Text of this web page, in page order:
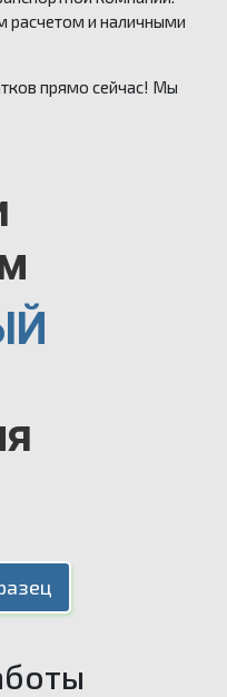
расчетом и наличными
прямо сейчас! Мы